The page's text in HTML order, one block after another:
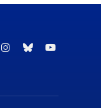
Instagram
Cielo YouTube